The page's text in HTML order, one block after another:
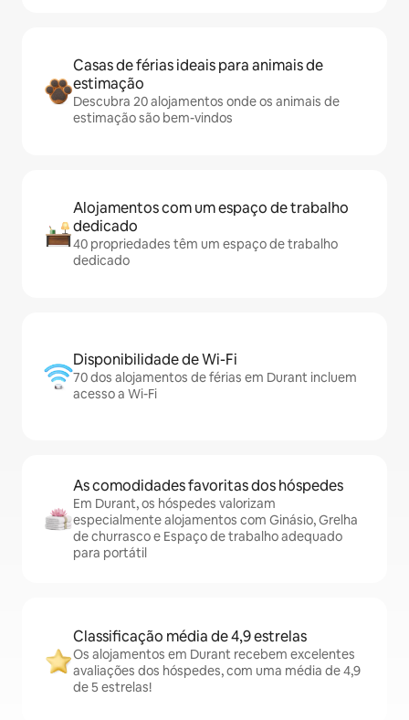
Casas de férias ideais para animais de
estimação
Descubra 20 alojamentos onde os animais de
estimação são bem-vindos
Alojamentos com um espaço de trabalho
dedicado
40 propriedades têm um espaço de trabalho
dedicado
Disponibilidade de Wi-Fi
70 dos alojamentos de férias em Durant incluem
acesso a Wi-Fi
As comodidades favoritas dos hóspedes
Em Durant, os hóspedes valorizam
especialmente alojamentos com Ginásio, Grelha
de churrasco e Espaço de trabalho adequado
para portátil
Classificação média de 4,9 estrelas
Os alojamentos em Durant recebem excelentes
avaliações dos hóspedes, com uma média de 4,9
de 5 estrelas!